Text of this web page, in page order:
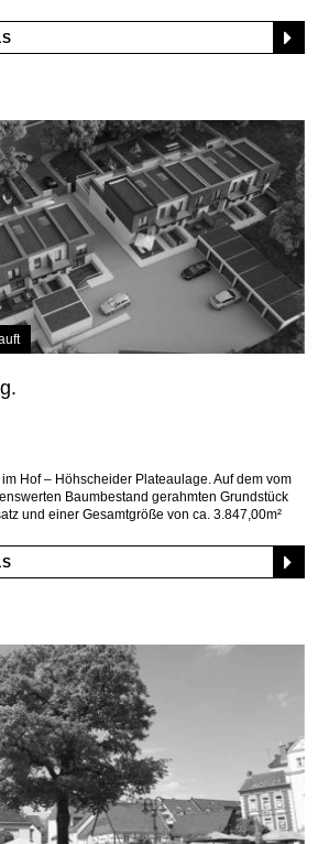
Hof – Höhscheider Plateaulage. Auf dem vom
Baumbestand gerahmten Grundstück
und einer Gesamtgröße von ca. 3.847,00m²